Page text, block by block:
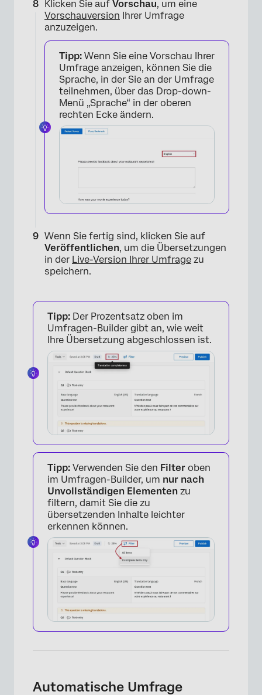
Klicken Sie auf Vorschau, um eine
Vorschauversion Ihrer Umfrage
anzuzeigen.
Tipp: Wenn Sie eine Vorschau Ihrer
Umfrage anzeigen, können Sie die
Sprache, in der Sie an der Umfrage
teilnehmen, über das Drop-down-
Menü „Sprache“ in der oberen
rechten Ecke ändern.
×
Wenn Sie fertig sind, klicken Sie auf
Veröffentlichen, um die Übersetzungen
in der Live-Version Ihrer Umfrage zu
speichern.
Tipp: Der Prozentsatz oben im
Umfragen-Builder gibt an, wie weit
Ihre Übersetzung abgeschlossen ist.
Tipp: Verwenden Sie den Filter oben
im Umfragen-Builder, um nur nach
Unvollständigen Elementen zu
filtern, damit Sie die zu
übersetzenden Inhalte leichter
erkennen können.
Automatische Umfrage